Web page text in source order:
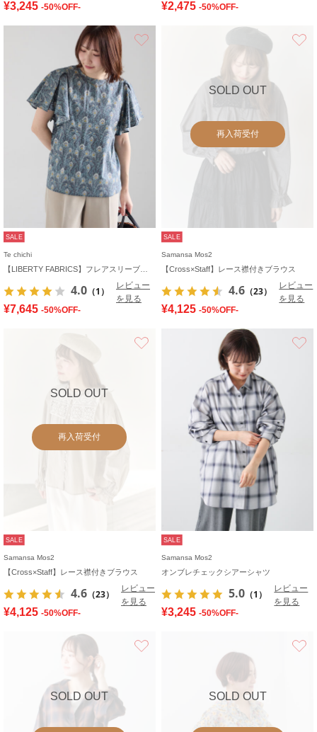
¥3,245 -50%OFF-
¥2,475 -50%OFF-
SALE
Te chichi
4.0 （1）
レビュー
を見る
¥7,645 -50%OFF-
SOLD OUT
再入荷受付
SALE
Samansa Mos2
【Cross×Staff】レース襟付きブラウス
4.6 （23）
レビュー
を見る
¥4,125 -50%OFF-
SOLD OUT
再入荷受付
SALE
Samansa Mos2
【Cross×Staff】レース襟付きブラウス
4.6 （23）
レビュー
を見る
¥4,125 -50%OFF-
SALE
Samansa Mos2
オンブレチェックシアーシャツ
5.0 （1）
レビュー
を見る
¥3,245 -50%OFF-
SOLD OUT SOLD OUT